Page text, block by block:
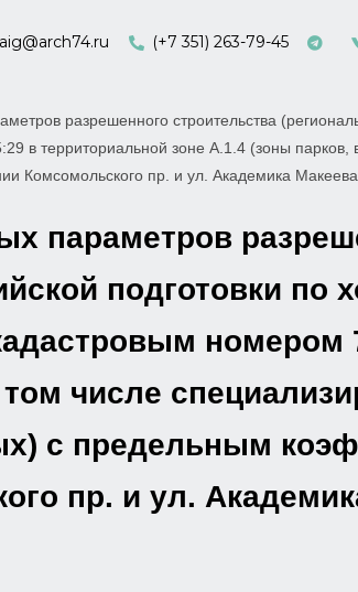
(+7 351) 263-79-45
разрешенного строительства
в территориальной зоне А.1.4 (зоны парков,
Комсомольского пр. и ул. Академика
параметров
подготовки по
номером
числе
с предельным
пр. и ул.